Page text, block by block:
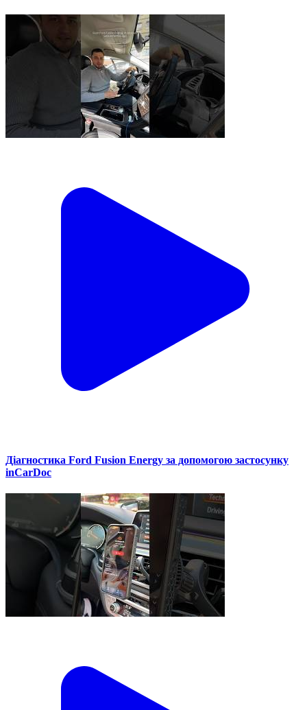
Діагностика Ford Fusion Energy за допомогою застосунку
inCarDoc